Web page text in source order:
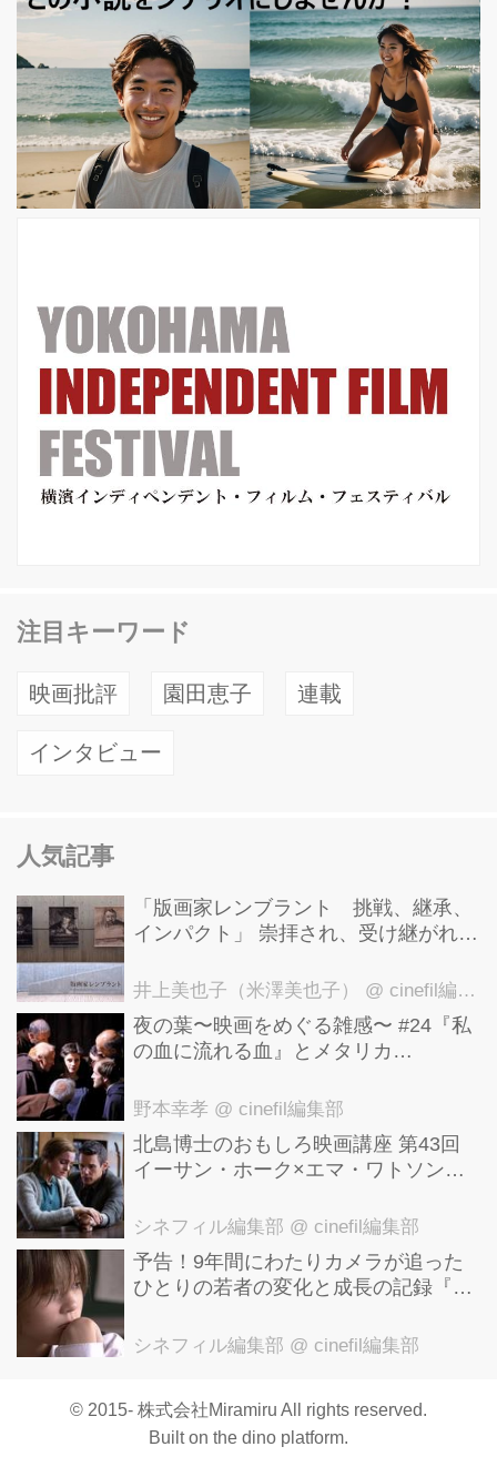
表する名優たち、 ブレンダ・ブレッシ
ン（『秘密と嘘』）と ジム・ブロード
ベント（『アイリス』）です。 カンヌ
映画祭やアカデミー賞の受賞も知られ
る 二人が演じるエセルとアーネスト
に、原作者のブリッグズは 「彼らの声
注目キーワード
映画批評 園田恵子 連載
インタビュー
人気記事
「版画家レンブラント 挑戦、継承、
インパクト」 崇拝され、受け継がれ、
洋美術館にて9月23日まで開催中！
井上美也子（米澤美也子） @ cinefil編集部
夜の葉〜映画をめぐる雑感〜 #24『私
の血に流れる血』とメタリカ
野本幸孝 @ cinefil編集部
北島博士のおもしろ映画講座 第43回
イーサン・ホーク×エマ・ワトソン。
基づく衝撃のサスペンス『リグレッシ
シネフィル編集部 @ cinefil編集部
予告！9年間にわたりカメラが追った
ひとりの若者の変化と成長の記録『ぼ
実の9年間』
シネフィル編集部 @ cinefil編集部
© 2015- 株式会社Miramiru All rights reserved.
Built on the dino platform.